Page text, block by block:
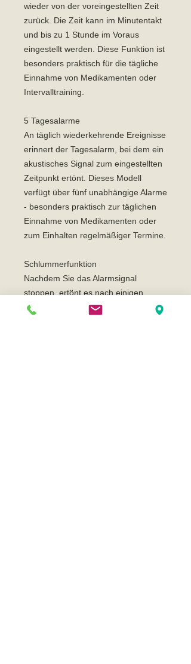
wieder von der voreingestellten Zeit
zurück. Die Zeit kann im Minutentakt
und bis zu 1 Stunde im Voraus
eingestellt werden. Diese Funktion ist
besonders praktisch für die tägliche
Einnahme von Medikamenten oder
Intervalltraining.
5 Tagesalarme
An täglich wiederkehrende Ereignisse
erinnert der Tagesalarm, bei dem ein
akustisches Signal zum eingestellten
Zeitpunkt ertönt. Dieses Modell
verfügt über fünf unabhängige Alarme
- besonders praktisch zur täglichen
Einnahme von Medikamenten oder
zum Einhalten regelmäßiger Termine.
Schlummerfunktion
Nachdem Sie das Alarmsignal
stoppen, ertönt es nach einigen
Minuten automatisch wieder.